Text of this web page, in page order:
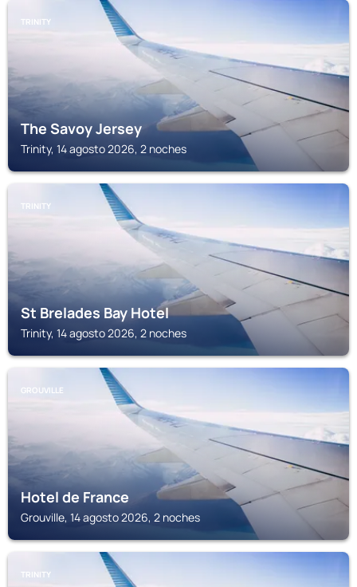
TRINITY
The Savoy Jersey
Trinity, 14 agosto 2026, 2 noches
TRINITY
St Brelades Bay Hotel
Trinity, 14 agosto 2026, 2 noches
GROUVILLE
Hotel de France
Grouville, 14 agosto 2026, 2 noches
TRINITY